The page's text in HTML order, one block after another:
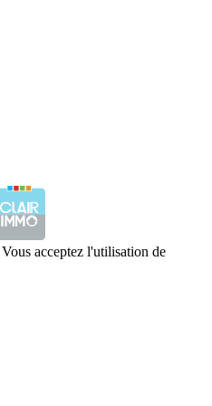
acceptez l'utilisation de